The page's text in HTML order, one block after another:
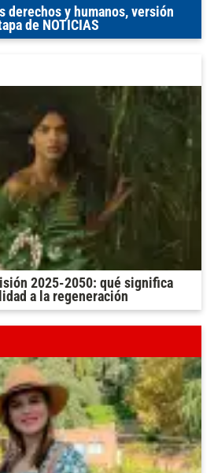
derechos y humanos, versión
de NOTICIAS
2025-2050: qué significa
a la regeneración